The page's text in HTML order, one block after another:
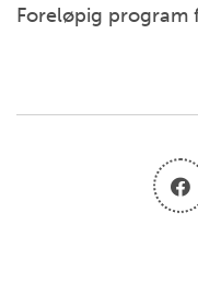
Foreløpig program